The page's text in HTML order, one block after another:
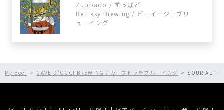
Zuppado / ずっぱど
Be Easy Brewing / ビーイージーブリ
ューイング
My Beer CAVE D’OCCI BREWING / カーブドッチブルーイング SOUR ALE / サワーエール